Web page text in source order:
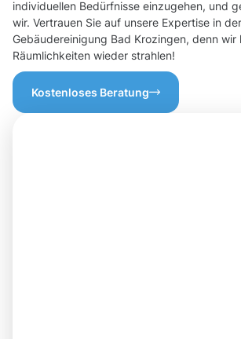
individuellen Bedürfnisse einzugehen, und
wir. Vertrauen Sie auf unsere Expertise in der
Gebäudereinigung Bad Krozingen, denn wir
Räumlichkeiten wieder strahlen!
Kostenloses Beratung